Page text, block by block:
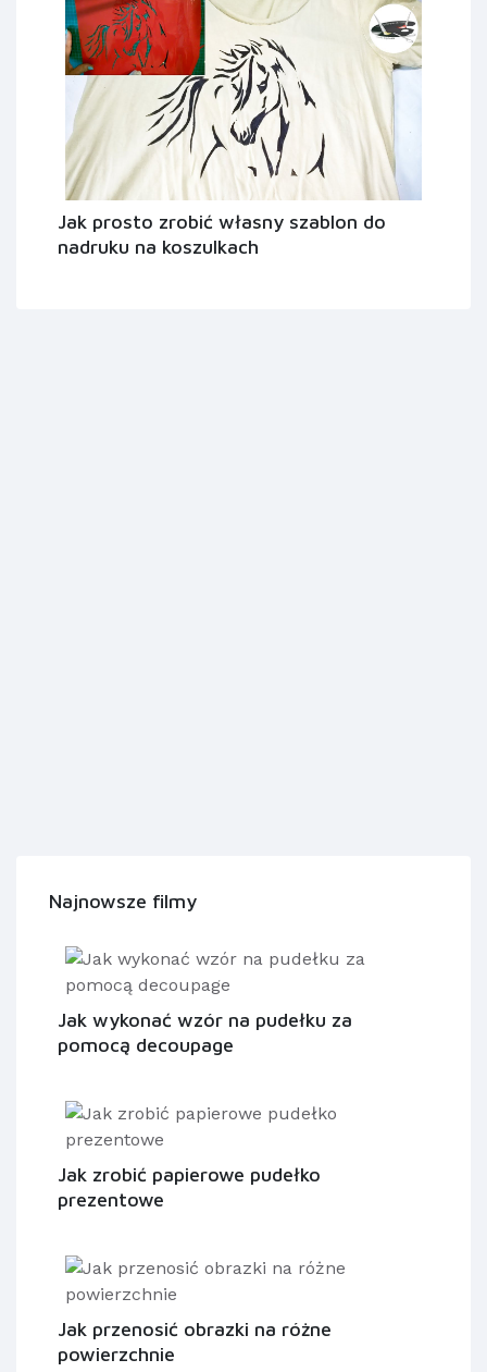
Jak prosto zrobić własny szablon do
nadruku na koszulkach
Najnowsze filmy
Jak wykonać wzór na pudełku za
pomocą decoupage
Jak zrobić papierowe pudełko
prezentowe
Jak przenosić obrazki na różne
powierzchnie